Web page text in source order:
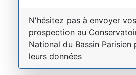
N'hésitez pas à envoyer
prospection au
National du Bassin Parisien
leurs données